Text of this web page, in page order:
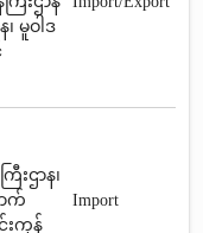
မူဝါဒ
းဌာန၊
က်
င်းကုန်
Import